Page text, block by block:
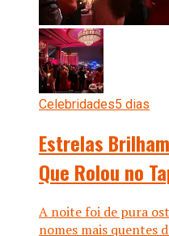
Celebridades5 dias
Estrelas
Que Rolou no
A noite foi de pura
nomes mais quentes